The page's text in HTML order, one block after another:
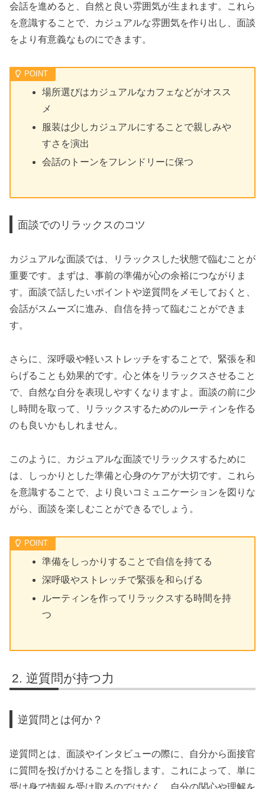
会話を進めると、自然と良い雰囲気が生まれます。これら
を意識することで、カジュアルな雰囲気を作り出し、面談
をより有意義なものにできます。
場所選びはカジュアルなカフェなどがオスス
メ
服装は少しカジュアルにすることで親しみや
すさを演出
会話のトーンをフレンドリーに保つ
面談でのリラックスのコツ
カジュアルな面談では、リラックスした状態で臨むことが
重要です。まずは、事前の準備が心の余裕につながりま
す。面談で話したいポイントや逆質問をメモしておくと、
会話がスムーズに進み、自信を持って臨むことができま
す。
さらに、深呼吸や軽いストレッチをすることで、緊張を和
らげることも効果的です。心と体をリラックスさせること
で、自然な自分を表現しやすくなりますよ。面談の前に少
し時間を取って、リラックスするためのルーティンを作る
のも良いかもしれません。
このように、カジュアルな面談でリラックスするために
は、しっかりとした準備と心身のケアが大切です。これら
を意識することで、より良いコミュニケーションを図りな
がら、面談を楽しむことができるでしょう。
準備をしっかりすることで自信を持てる
深呼吸やストレッチで緊張を和らげる
ルーティンを作ってリラックスする時間を持
つ
逆質問が持つ力
逆質問とは何か？
逆質問とは、面談やインタビューの際に、自分から面接官
に質問を投げかけることを指します。これによって、単に
受け身で情報を受け取るのではなく、自分の関心や理解を